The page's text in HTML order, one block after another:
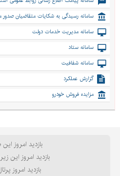
سامانه رسیدگی به شکایات متقاضیان صدور
سامانه مدیریت خدمات دولت
سامانه ستاد
سامانه شفافیت
گزارش عملکرد
مزایده فروش خودرو
بازدید امروز این
بازدید امروز این
بازدید امروز پرتال: